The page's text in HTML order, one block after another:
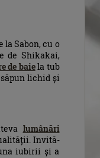
la Sabon, cu o
de Shikakai,
de baiela tub
lichid și
lumânări
Invită-
iubirii și a